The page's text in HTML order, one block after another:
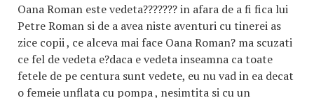
Oana Roman este vedeta??????? in afara de a fi fica lui
Petre Roman si de a avea niste aventuri cu tinerei as
zice copii , ce alceva mai face Oana Roman? ma scuzati
ce fel de vedeta e?daca e vedeta inseamna ca toate
fetele de pe centura sunt vedete, eu nu vad in ea decat
o femeie unflata cu pompa , nesimtita si cu un